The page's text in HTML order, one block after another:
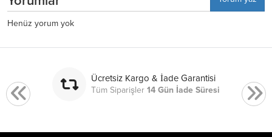
Henüz yorum yok
Ücretsiz Kargo & İade Garantisi
Tüm Siparişler14 Gün İade Süresi